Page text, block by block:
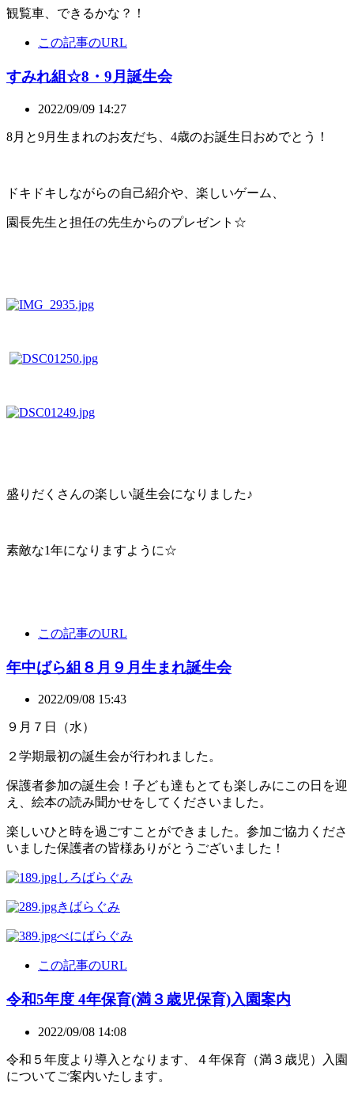
観覧車、できるかな？！
この記事のURL
すみれ組☆8・9月誕生会
2022/09/09 14:27
8月と9月生まれのお友だち、4歳のお誕生日おめでとう！
ドキドキしながらの自己紹介や、楽しいゲーム、
園長先生と担任の先生からのプレゼント☆
盛りだくさんの楽しい誕生会になりました♪
素敵な1年になりますように☆
この記事のURL
年中ばら組８月９月生まれ誕生会
2022/09/08 15:43
９月７日（水）
２学期最初の誕生会が行われました。
保護者参加の誕生会！子ども達もとても楽しみにこの日を迎
え、絵本の読み聞かせをしてくださいました。
楽しいひと時を過ごすことができました。参加ご協力くださ
いました保護者の皆様ありがとうございました！
しろばらぐみ
きばらぐみ
べにばらぐみ
この記事のURL
令和5年度 4年保育(満３歳児保育)入園案内
2022/09/08 14:08
令和５年度より導入となります、４年保育（満３歳児）入園
についてご案内いたします。